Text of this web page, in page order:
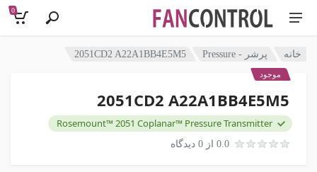
0
خانه پرشر - Pressure 2051CD2 A22A1BB4E5M5
2051CD2 A22A1BB4E5M5
0.0 از 0 دیدگاه
Rosemount™ 2051 Coplanar™ Pressure Transmitter
موجود